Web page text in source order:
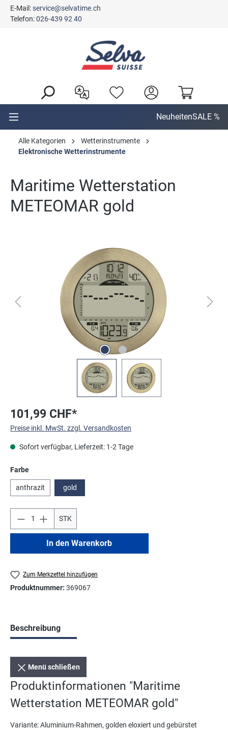
springen
E-Mail:service@selvatime.ch
Telefon:026-439 92 40
NeuheitenSALE %
Alle Kategorien
Wetterinstrumente
Elektronische Wetterinstrumente
Maritime Wetterstation
METEOMAR gold
101,99 CHF*
Preise inkl. MwSt. zzgl. Versandkosten
Sofort verfügbar, Lieferzeit: 1-2 Tage
Farbeauswählen
anthrazit gold
STK
In den Warenkorb
Zum Merkzettel hinzufügen
Produktnummer: 369067
Beschreibung
Menü schließen
Produktinformationen "Maritime
Wetterstation METEOMAR gold"
Variante: Aluminium-Rahmen, golden eloxiert und gebürstet